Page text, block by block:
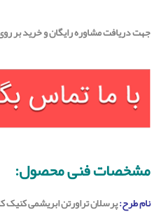
جهت دریافت مشاوره رایگان و خرید بر
مشخصات فنی محصول:
نام طرح:پرسلان تراورتن ابریشمی